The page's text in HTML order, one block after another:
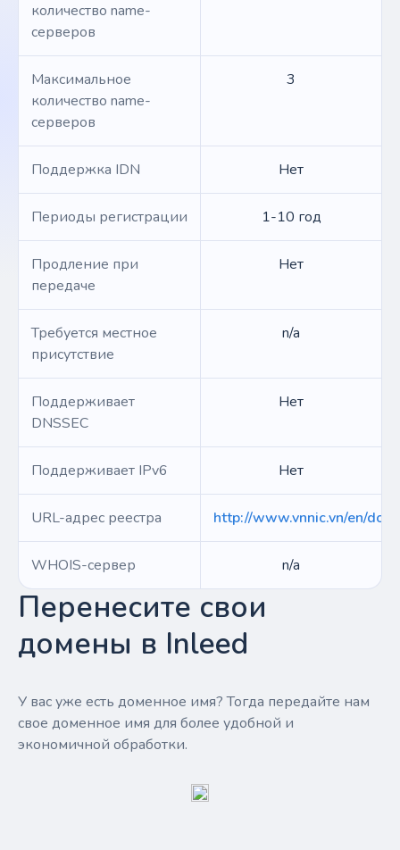
количество name-
серверов
Максимальное
количество name-
серверов
3
Поддержка IDN Нет
Периоды регистрации 1-10 год
Продление при
передаче
Нет
Требуется местное
присутствие
n/a
Поддерживает
DNSSEC
Нет
Поддерживает IPv6 Нет
URL-адрес реестра http://www.vnnic.vn/en/
WHOIS-сервер n/a
Перенесите свои
домены в Inleed
У вас уже есть доменное имя? Тогда передайте нам
свое доменное имя для более удобной и
экономичной обработки.